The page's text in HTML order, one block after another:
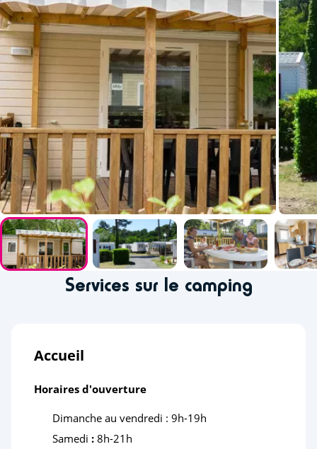
Services sur le camping
Accueil
Horaires d'ouverture
Dimanche au vendredi : 9h-19h
Samedi : 8h-21h